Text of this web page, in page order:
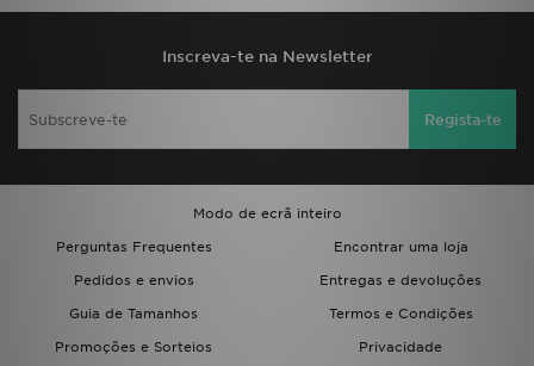
Inscreva-te na Newsletter
Regista-te
Modo de ecrã inteiro
Perguntas Frequentes
Encontrar uma loja
Pedidos e envios
Entregas e devoluções
Guia de Tamanhos
Termos e Condições
Promoções e Sorteios
Privacidade